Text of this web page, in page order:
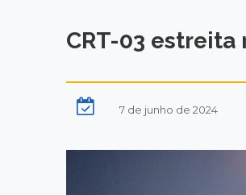
CRT-03
7 de junho de 2024